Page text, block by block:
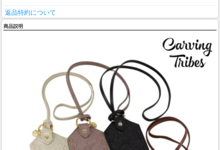
返品特約について
商品説明